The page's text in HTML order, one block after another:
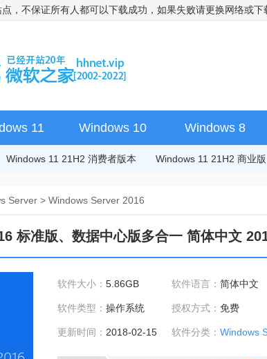
，不保证所有人都可以下载成功，如果失败请更换网络或下
11 Windows 10 Windows 8
Windows 11 21H2 消费者版本 Windows 11 21H2 商业版
Server > Windows Server 2016
标准版、数据中心版多合一 简体中文
软件大小： 5.86GB 软件语言： 简体中文
软件类型： 操作系统 授权方式： 免费
更新时间： 2018-02-15 软件分类： Windows Server